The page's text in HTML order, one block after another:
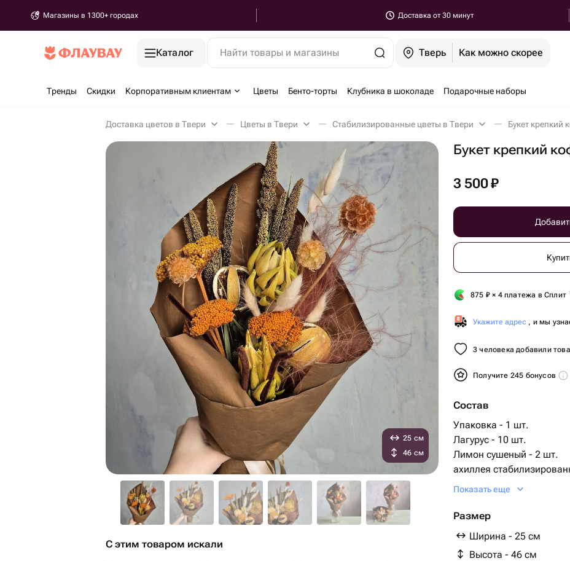
Магазины в 1300+ городах Доставка от 30 минут
Каталог Найти товары и магазины Тверь Как можно скорее
Тренды Скидки Корпоративным клиентам Цветы Бенто-торты Клубника в шоколаде Подарочные наборы
Доставка цветов в Твери Цветы в Твери Стабилизированные цветы в Твери Букет крепкий
Букет крепкий
3 500₽
875 ₽ × 4 платежа в Сплит
Укажите адрес , и мы
3 человека добавили
Получите 245 бонусов
Состав
Упаковка - 1 шт.
Лагурус - 10 шт.
Лимон сушеный - 2 шт.
ахиллея
скабиоза
артишок
Показать еще
Размер
Ширина - 25 см
Высота - 46 см
25 см
46 см
С этим товаром искали